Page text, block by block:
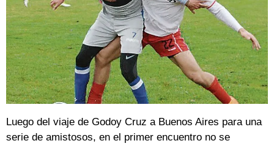
Luego del viaje de Godoy Cruz a Buenos Aires para una
serie de amistosos, en el primer encuentro no se